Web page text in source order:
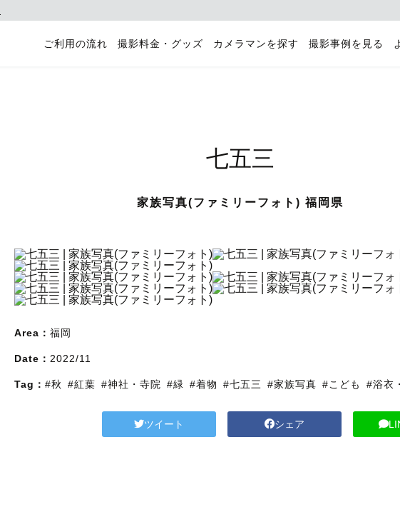
ご利用の流れ 撮影料金・グッズ カメラマンを探す 撮影事例を見る
七五三
家族写真(ファミリーフォト) 福岡県
Area： 福岡
Date： 2022/11
Tag： #秋 #紅葉 #神社・寺院 #緑 #着物 #七五三 #家族写真 #こども #浴衣
ツイート シェア